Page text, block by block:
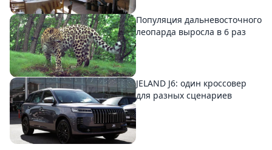
Популяция дальневосточного
леопарда выросла в 6 раз
JELAND J6: один кроссовер
для разных сценариев